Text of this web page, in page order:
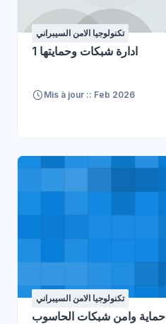
تكنولوجيا الامن السيبراني
ادارة شبكات وحمايتها 1
Mis à jour :: Feb 2026
تكنولوجيا الامن السيبراني
حماية وامن شبكات الحاسوب